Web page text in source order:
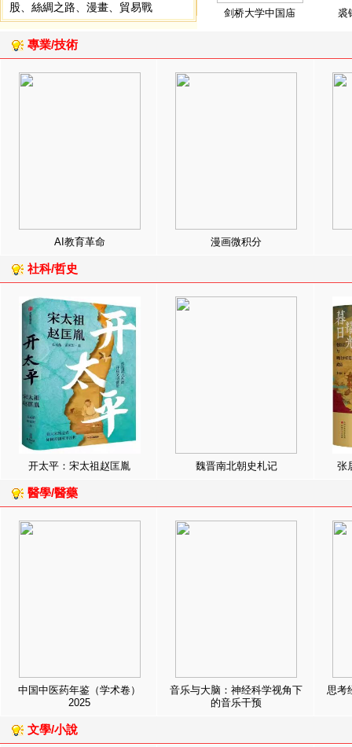
股
絲綢之路 漫畫 貿易戰 剑桥大学中国庙 裘
專業/技術
AI教育革命 漫画微积分
社科/哲史
开太平：宋太祖赵匡胤 魏晋南北朝史札记 张
醫學/醫藥
中国中医药年鉴（学术卷）
2025
音乐与大脑：神经科学视角下
的音乐干预
思考
文學/小說